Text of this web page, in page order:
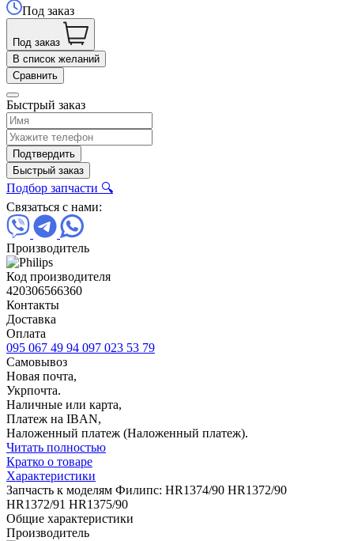
Под заказ
Под заказ
В список желаний
Сравнить
Быстрый заказ
Подтвердить
Быстрый заказ
Подбор запчасти 🔍
Связаться с нами:
Производитель
Код производителя
420306566360
Контакты
Доставка
Оплата
095 067 49 94 097 023 53 79
Самовывоз
Новая почта,
Укрпочта.
Наличные или карта,
Платеж на IBAN,
Наложенный платеж (Наложенный платеж).
Читать полностью
Кратко о товаре
Характеристики
Запчасть к моделям Филипс: HR1374/90 HR1372/90
HR1372/91 HR1375/90
Общие характеристики
Производитель